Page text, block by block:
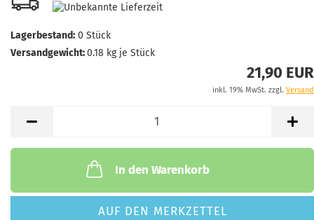
Lagerbestand: 0 Stück
Versandgewicht:0.18 kg je Stück
21,90 EUR
inkl. 19% MwSt. zzgl. Versand
In den Warenkorb
AUF DEN MERKZETTEL